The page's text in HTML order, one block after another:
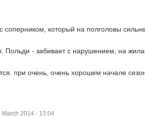
соперником, который на полголовы
Польди - забивает с нарушением, на
при очень, очень хорошем начале
2014 - 13:04